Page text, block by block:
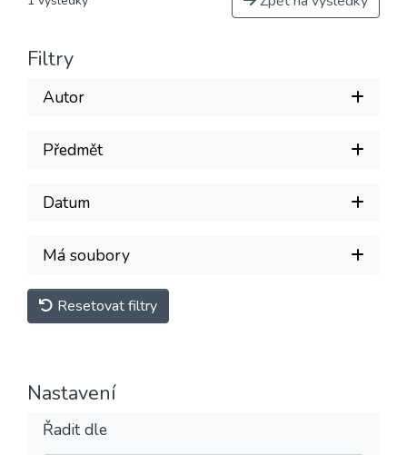
Filtry
Autor
Předmět
Datum
Má soubory
Resetovat filtry
Nastavení
Řadit dle